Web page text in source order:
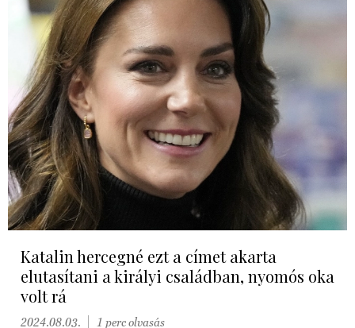
Katalin hercegné ezt a címet akarta
elutasítani a királyi családban, nyomós oka
volt rá
2024.08.03. 1 perc olvasás